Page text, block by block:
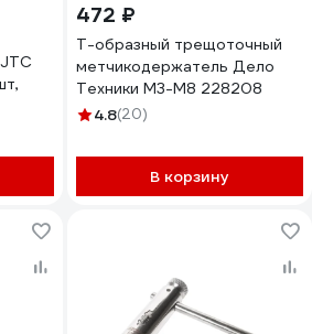
472 ₽
Т-образный трещоточный
метчикодержатель Дело
Техники М3-M8 228208
4.8(20)
В корзину